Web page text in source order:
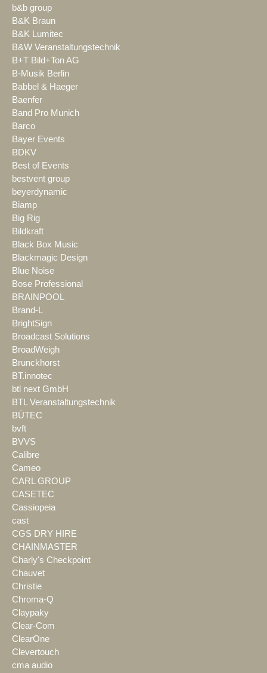
b&b group
B&K Braun
B&K Lumitec
B&W Veranstaltungstechnik
B+T Bild+Ton AG
B-Musik Berlin
Babbel & Haeger
Baenfer
Band Pro Munich
Barco
Bayer Events
BDKV
Best of Events
bestvent group
beyerdynamic
Biamp
Big Rig
Bildkraft
Black Box Music
Blackmagic Design
Blue Noise
Bose Professional
BRAINPOOL
Brand-L
BrightSign
Broadcast Solutions
BroadWeigh
Brunckhorst
BT.innotec
btl next GmbH
BTL Veranstaltungstechnik
BÜTEC
bvft
BVVS
Calibre
Cameo
CARL GROUP
CASETEC
Cassiopeia
cast
CGS DRY HIRE
CHAINMASTER
Charly's Checkpoint
Chauvet
Christie
Chroma-Q
Claypaky
Clear-Com
ClearOne
Clevertouch
cma audio